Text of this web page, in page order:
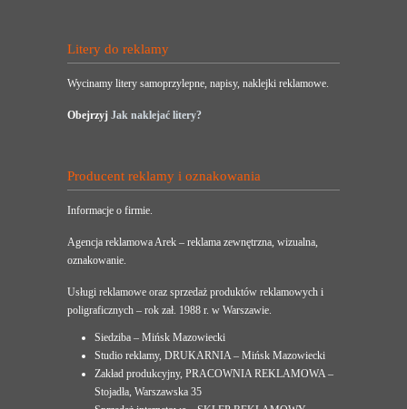
Litery do reklamy
Wycinamy litery samoprzylepne, napisy, naklejki reklamowe.
Obejrzyj Jak naklejać litery?
Producent reklamy i oznakowania
Informacje o firmie.
Agencja reklamowa Arek – reklama zewnętrzna, wizualna,
oznakowanie.
Usługi reklamowe oraz sprzedaż produktów reklamowych i
poligraficznych – rok zał. 1988 r. w Warszawie.
Siedziba – Mińsk Mazowiecki
Studio reklamy, DRUKARNIA – Mińsk Mazowiecki
Zakład produkcyjny, PRACOWNIA REKLAMOWA –
Stojadła, Warszawska 35